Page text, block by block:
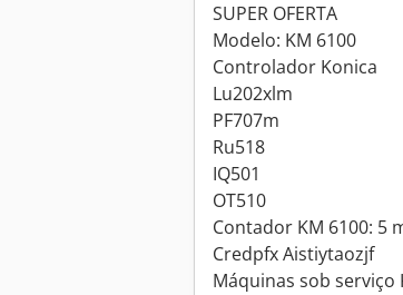
SUPER OFERTA
Modelo: KM 6100
Controlador Konica
Lu202xlm
PF707m
Ru518
IQ501
OT510
Contador KM 6100: 5
Credpfx Aistiytaozjf
Máquinas sob